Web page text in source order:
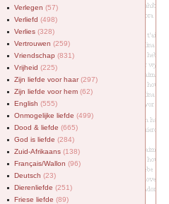
Verlegen (57)
Verliefd (498)
Verlies (328)
Vertrouwen (259)
Vriendschap (831)
Vrijheid (225)
Zijn liefde voor haar(297)
Zijn liefde voor hem (62)
English (555)
Onmogelijke liefde (499)
Dood & liefde (665)
God is liefde (284)
Zuid-Afrikaans (138)
Français/Wallon (96)
Deutsch (23)
Dierenliefde (251)
Friese liefde (89)